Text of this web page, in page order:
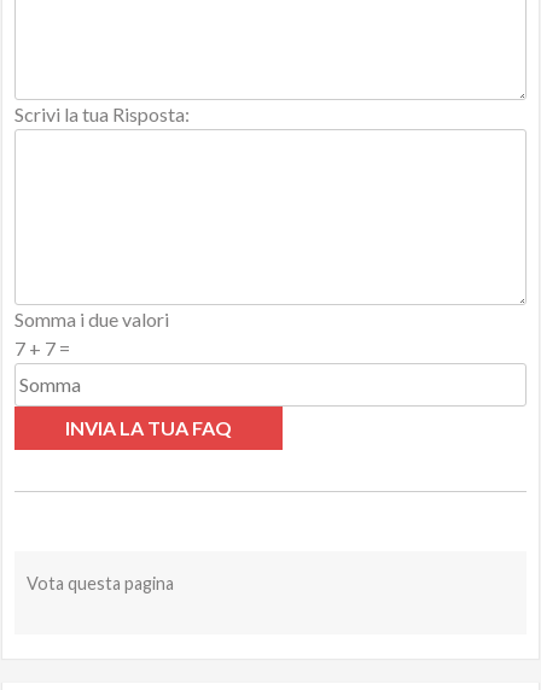
Scrivi la tua Risposta:
Somma i due valori
7 + 7 =
Vota questa pagina